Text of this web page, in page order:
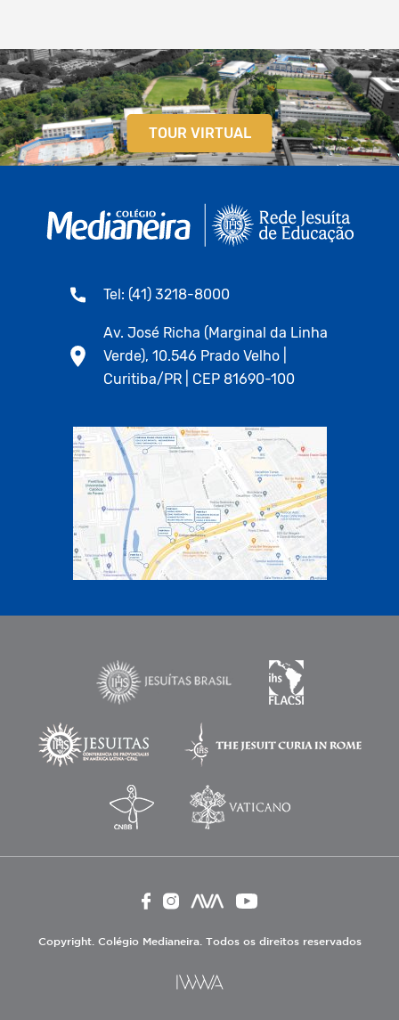
TOUR VIRTUAL
Tel: (41) 3218-8000
Av. José Richa (Marginal da Linha
Verde), 10.546 Prado Velho |
Curitiba/PR | CEP 81690-100
Copyright. Colégio Medianeira. Todos os direitos reservados